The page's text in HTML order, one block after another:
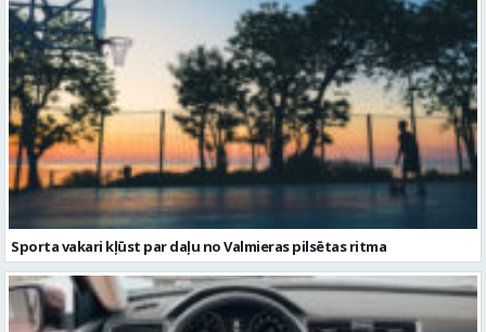
Sporta vakari kļūst par daļu no Valmieras pilsētas ritma